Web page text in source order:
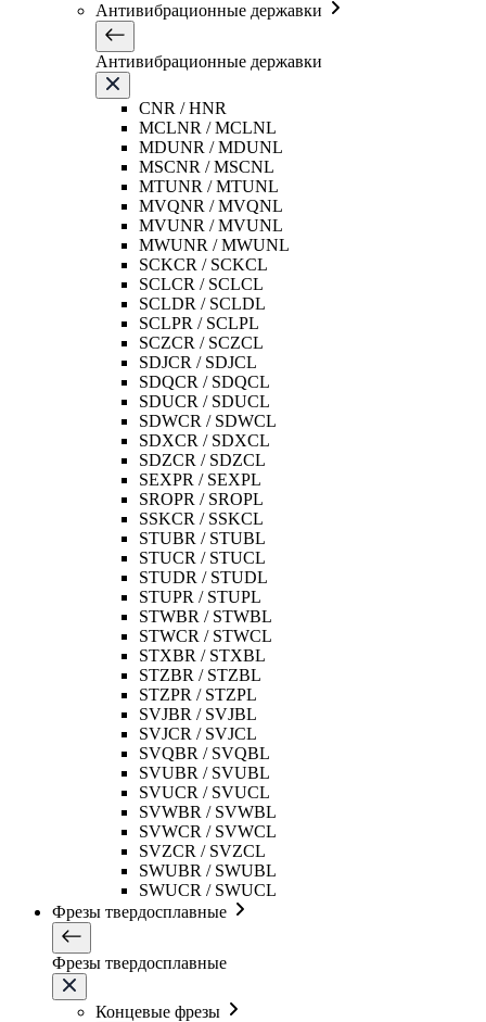
Антивибрационные державки
Антивибрационные державки
CNR / HNR
MCLNR / MCLNL
MDUNR / MDUNL
MSCNR / MSCNL
MTUNR / MTUNL
MVQNR / MVQNL
MVUNR / MVUNL
MWUNR / MWUNL
SCKCR / SCKCL
SCLCR / SCLCL
SCLDR / SCLDL
SCLPR / SCLPL
SCZCR / SCZCL
SDJCR / SDJCL
SDQCR / SDQCL
SDUCR / SDUCL
SDWCR / SDWCL
SDXCR / SDXCL
SDZCR / SDZCL
SEXPR / SEXPL
SROPR / SROPL
SSKCR / SSKCL
STUBR / STUBL
STUCR / STUCL
STUDR / STUDL
STUPR / STUPL
STWBR / STWBL
STWCR / STWCL
STXBR / STXBL
STZBR / STZBL
STZPR / STZPL
SVJBR / SVJBL
SVJCR / SVJCL
SVQBR / SVQBL
SVUBR / SVUBL
SVUCR / SVUCL
SVWBR / SVWBL
SVWCR / SVWCL
SVZCR / SVZCL
SWUBR / SWUBL
SWUCR / SWUCL
Фрезы твердосплавные
Фрезы твердосплавные
Концевые фрезы